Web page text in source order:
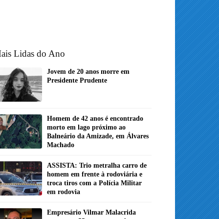
Lidas do Ano
Jovem de 20 anos morre em
Presidente Prudente
Homem de 42 anos é encontrado
morto em lago próximo ao
Balneário da Amizade, em Álvares
Machado
ASSISTA: Trio metralha carro de
homem em frente à rodoviária e
troca tiros com a Polícia Militar
em rodovia
Empresário Vilmar Malacrida